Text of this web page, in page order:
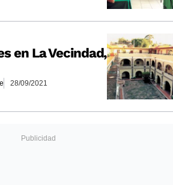
en La Vecindad,
28/09/2021